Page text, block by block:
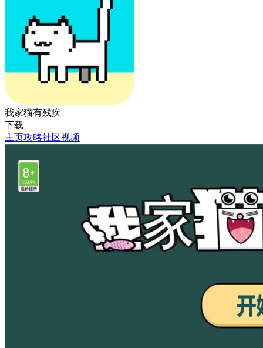
我家猫有残疾
下载
主页攻略社区视频